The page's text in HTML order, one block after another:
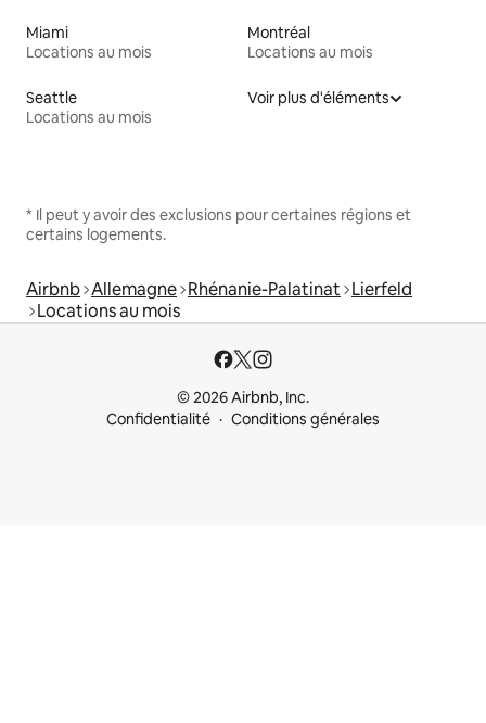
Miami
Locations au mois
Montréal
Locations au mois
Seattle
Locations au mois
Voir plus d'éléments
* Il peut y avoir des exclusions pour certaines régions et
certains logements.
Airbnb Allemagne Rhénanie-Palatinat Lierfeld
Locations au mois
© 2026 Airbnb, Inc.
Confidentialité
Conditions générales